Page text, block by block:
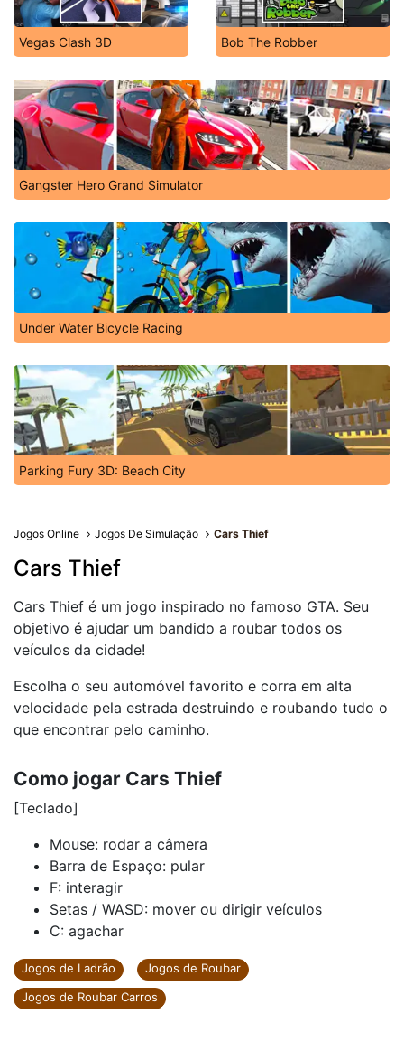
Vegas Clash 3D Bob The Robber
Gangster Hero Grand Simulator
Under Water Bicycle Racing
Parking Fury 3D: Beach City
Jogos Online Jogos De Simulação Cars Thief
Cars Thief
Cars Thief é um jogo inspirado no famoso GTA. Seu
objetivo é ajudar um bandido a roubar todos os
veículos da cidade!
Escolha o seu automóvel favorito e corra em alta
velocidade pela estrada destruindo e roubando tudo o
que encontrar pelo caminho.
Como jogar Cars Thief
[Teclado]
Mouse: rodar a câmera
Barra de Espaço: pular
F: interagir
Setas / WASD: mover ou dirigir veículos
C: agachar
Jogos de Ladrão
Jogos de Roubar
Jogos de Roubar Carros